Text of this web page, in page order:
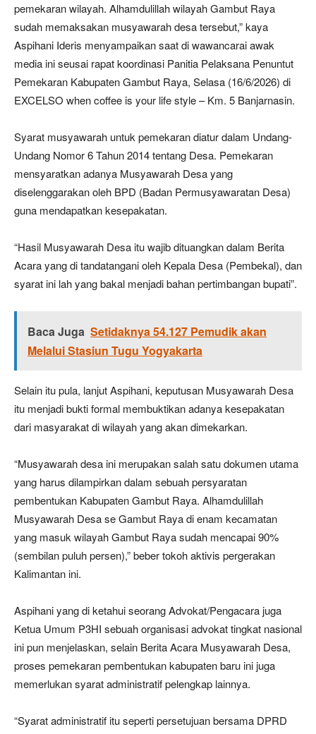
pemekaran wilayah. Alhamdulillah wilayah Gambut Raya
sudah memaksakan musyawarah desa tersebut,” kaya
Aspihani Ideris menyampaikan saat di wawancarai awak
media ini seusai rapat koordinasi Panitia Pelaksana Penuntut
Pemekaran Kabupaten Gambut Raya, Selasa (16/6/2026) di
EXCELSO when coffee is your life style – Km. 5 Banjarnasin.
Syarat musyawarah untuk pemekaran diatur dalam Undang-
Undang Nomor 6 Tahun 2014 tentang Desa. Pemekaran
mensyaratkan adanya Musyawarah Desa yang
diselenggarakan oleh BPD (Badan Permusyawaratan Desa)
guna mendapatkan kesepakatan.
“Hasil Musyawarah Desa itu wajib dituangkan dalam Berita
Acara yang di tandatangani oleh Kepala Desa (Pembekal), dan
syarat ini lah yang bakal menjadi bahan pertimbangan bupati”.
Baca Juga Setidaknya 54.127 Pemudik akan
Melalui Stasiun Tugu Yogyakarta
Selain itu pula, lanjut Aspihani, keputusan Musyawarah Desa
itu menjadi bukti formal membuktikan adanya kesepakatan
dari masyarakat di wilayah yang akan dimekarkan.
“Musyawarah desa ini merupakan salah satu dokumen utama
yang harus dilampirkan dalam sebuah persyaratan
pembentukan Kabupaten Gambut Raya. Alhamdulillah
Musyawarah Desa se Gambut Raya di enam kecamatan
yang masuk wilayah Gambut Raya sudah mencapai 90%
(sembilan puluh persen),” beber tokoh aktivis pergerakan
Kalimantan ini.
Aspihani yang di ketahui seorang Advokat/Pengacara juga
Ketua Umum P3HI sebuah organisasi advokat tingkat nasional
ini pun menjelaskan, selain Berita Acara Musyawarah Desa,
proses pemekaran pembentukan kabupaten baru ini juga
memerlukan syarat administratif pelengkap lainnya.
“Syarat administratif itu seperti persetujuan bersama DPRD